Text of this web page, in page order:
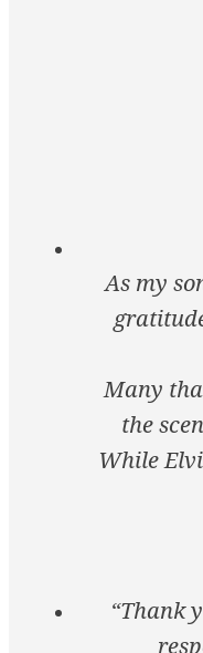
As my
Many
the
While
“Thank